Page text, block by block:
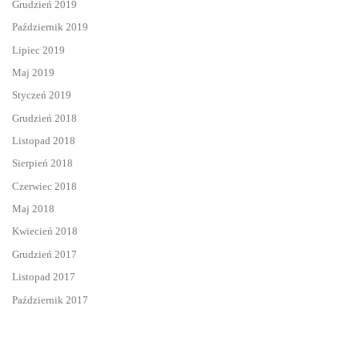
Grudzień 2019
Październik 2019
Lipiec 2019
Maj 2019
Styczeń 2019
Grudzień 2018
Listopad 2018
Sierpień 2018
Czerwiec 2018
Maj 2018
Kwiecień 2018
Grudzień 2017
Listopad 2017
Październik 2017